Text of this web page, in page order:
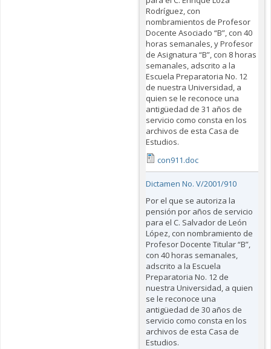
Rodríguez, con
nombramientos de Profesor
Docente Asociado “B”, con 40
horas semanales, y Profesor
de Asignatura “B”, con 8 horas
semanales, adscrito a la
Escuela Preparatoria No. 12
de nuestra Universidad, a
quien se le reconoce una
antigüedad de 31 años de
servicio como consta en los
archivos de esta Casa de
Estudios.
con911.doc
Dictamen No. V/2001/910
Por el que se autoriza la
pensión por años de servicio
para el C. Salvador de León
López, con nombramiento de
Profesor Docente Titular “B”,
con 40 horas semanales,
adscrito a la Escuela
Preparatoria No. 12 de
nuestra Universidad, a quien
se le reconoce una
antigüedad de 30 años de
servicio como consta en los
archivos de esta Casa de
Estudios.